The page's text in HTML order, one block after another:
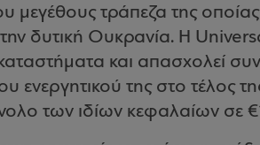
μεγέθους τράπεζα της
δυτική Ουκρανία. Η
και απασχολεί
ενεργητικού της στο τέλος
των ιδίων κεφαλαίων σε